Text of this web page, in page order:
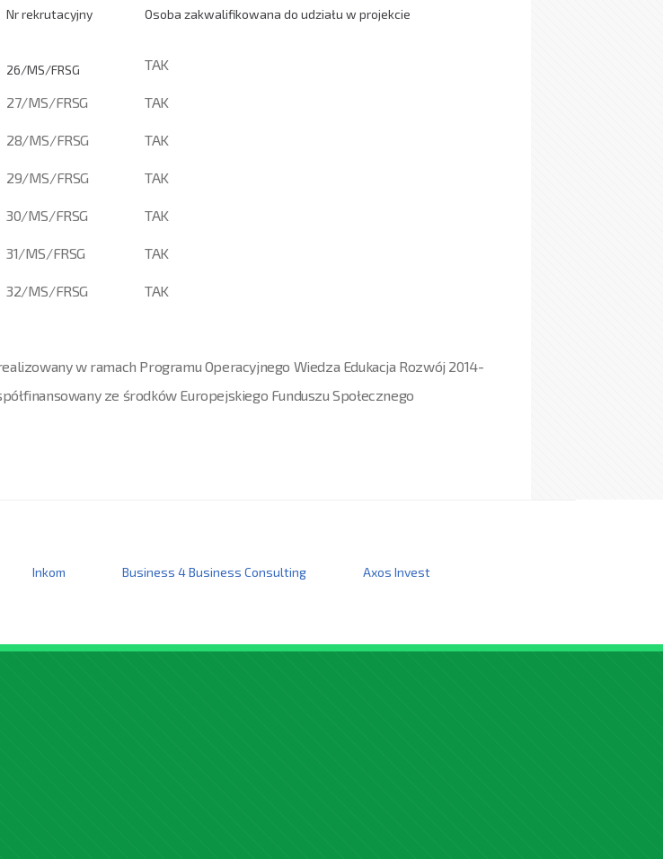
Nr rekrutacyjny Osoba zakwalifikowana do udziału w projekcie
26/MS/FRSG
27/MS/FRSG
28/MS/FRSG
29/MS/FRSG
30/MS/FRSG
31/MS/FRSG
32/MS/FRSG
TAK
TAK
TAK
TAK
TAK
TAK
TAK
w ramach Programu Operacyjnego Wiedza Edukacja Rozwój 2014-
ze środków Europejskiego Funduszu Społecznego
Inkom Business 4 Business Consulting Axos Invest